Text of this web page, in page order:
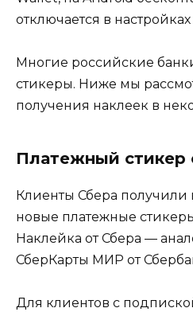
отключается в настройках
Многие российские
стикеры. Ниже мы
получения наклеек в
Платежный стикер
Клиенты Сбера получили
новые платежные
Наклейка от Сбера —
СберКарты МИР от
Для клиентов с